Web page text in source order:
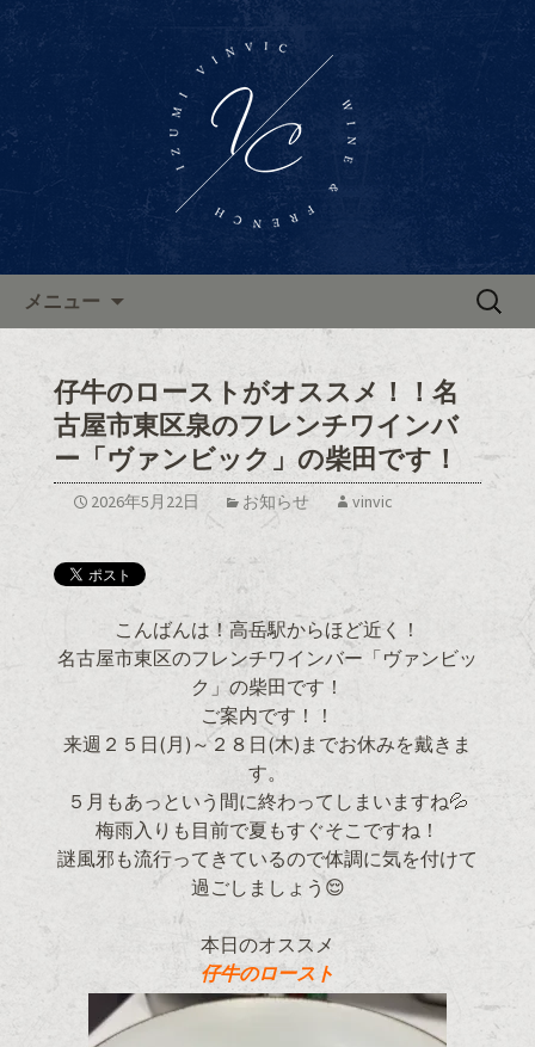
東区泉ワインバー「ヴァンビ
ック」のブログ
東区泉、高岳駅近くに佇むワインバー
「Wine Bar Vinvic～ヴァンビック～」。
ブルゴーニュ地方のワインと共に、本
格的なフランス料理がお楽しみいただ
けます。ブログで新着情報やお知らせ
を更新中。
メニュー
検
仔牛のローストがオススメ！！名
古屋市東区泉のフレンチワインバ
ー「ヴァンビック」の柴田です！
2026年5月22日 お知らせ vinvic
こんばんは！高岳駅からほど近く！
名古屋市東区のフレンチワインバー「ヴァンビッ
ク」の柴田です！
ご案内です！！
来週２５日(月)～２８日(木)までお休みを戴きま
す。
５月もあっという間に終わってしまいますね💦
梅雨入りも目前で夏もすぐそこですね！
謎風邪も流行ってきているので体調に気を付けて
過ごしましょう😌
本日のオススメ
仔牛のロースト